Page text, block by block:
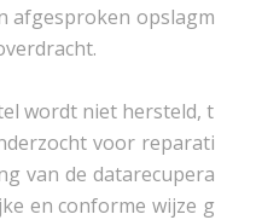
afgesproken opslagm
wordt niet hersteld, t
voor reparati
van de datarecupera
en conforme wijze g